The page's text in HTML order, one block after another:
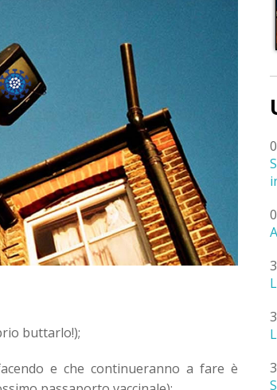
buttarlo!);
e che continueranno a fare è